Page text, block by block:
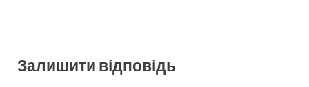
Залишити відповідь